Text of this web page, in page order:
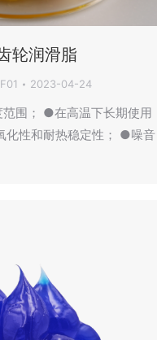
轮润滑脂
2023-04-24
围； ●在高温下长期使用
化性和耐热稳定性； ●噪音